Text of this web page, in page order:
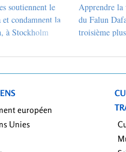
soutiennent le
condamnent la
à Stockholm
Apprendre la
du Falun
troisième
européen
Unies